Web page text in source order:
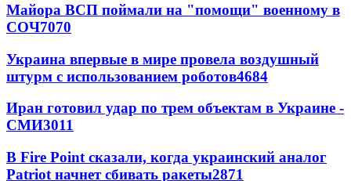
Майора ВСП поймали на "помощи" военному в
СОЧ7070
Украина впервые в мире провела воздушный
штурм с использованием роботов4684
Иран готовил удар по трем объектам в Украине -
СМИ3011
В Fire Point сказали, когда украинский аналог
Patriot начнет сбивать ракеты2871